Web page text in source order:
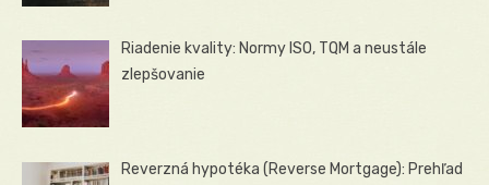
Riadenie kvality: Normy ISO, TQM a neustále
zlepšovanie
Reverzná hypotéka (Reverse Mortgage): Prehľad